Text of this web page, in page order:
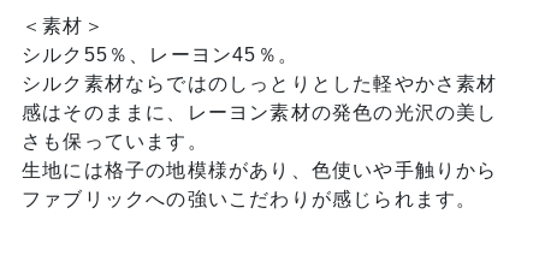
＜素材＞
シルク55％、レーヨン45％。
シルク素材ならではのしっとりとした軽やかさ素材
感はそのままに、レーヨン素材の発色の光沢の美し
さも保っています。
生地には格子の地模様があり、色使いや手触りから
ファブリックへの強いこだわりが感じられます。